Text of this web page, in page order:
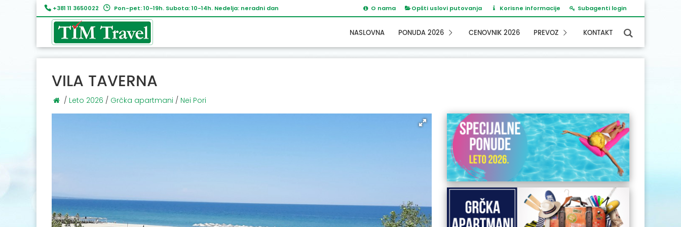
+381 11 3650022 Pon-pet: 10-19h. Subota: 10-14h. Nedelja: neradni dan O nama Opšti uslovi putovanja Korisne informacije Subagenti login
NASLOVNA PONUDA 2026 CENOVNIK 2026 PREVOZ KONTAKT
VILA TAVERNA
/ Leto 2026 / Grčka apartmani / Nei Pori